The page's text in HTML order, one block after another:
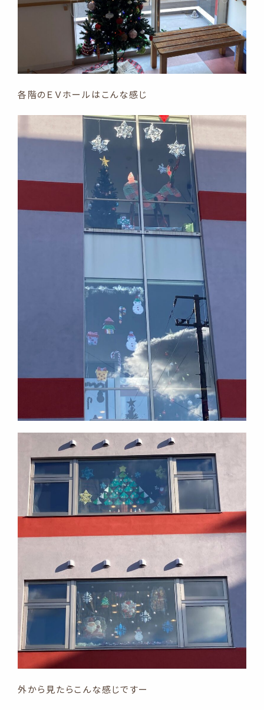
各階のＥＶホールはこんな感じ
外から見たらこんな感じですー